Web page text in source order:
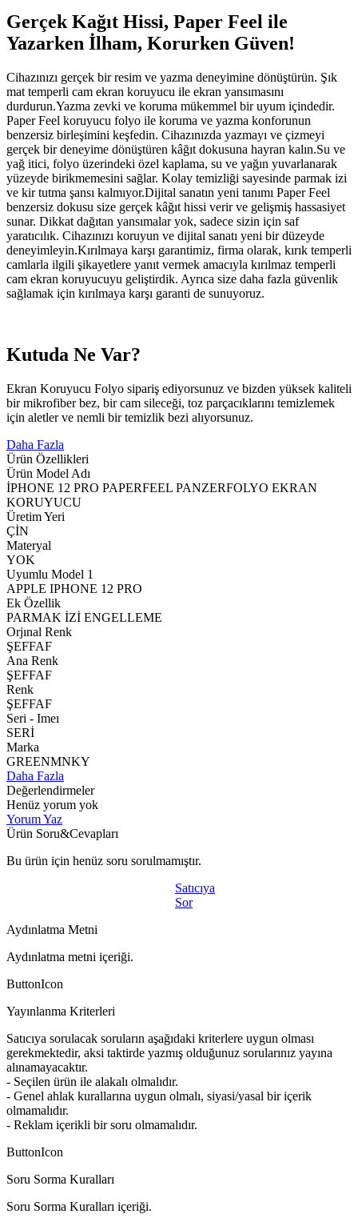
Gerçek Kağıt Hissi, Paper Feel ile
Yazarken İlham, Korurken Güven!
Cihazınızı gerçek bir resim ve yazma deneyimine dönüştürün. Şık
mat temperli cam ekran koruyucu ile ekran yansımasını
durdurun.Yazma zevki ve koruma mükemmel bir uyum içindedir.
Paper Feel koruyucu folyo ile koruma ve yazma konforunun
benzersiz birleşimini keşfedin. Cihazınızda yazmayı ve çizmeyi
gerçek bir deneyime dönüştüren kâğıt dokusuna hayran kalın.Su ve
yağ itici, folyo üzerindeki özel kaplama, su ve yağın yuvarlanarak
yüzeyde birikmemesini sağlar. Kolay temizliği sayesinde parmak izi
ve kir tutma şansı kalmıyor.Dijital sanatın yeni tanımı Paper Feel
benzersiz dokusu size gerçek kâğıt hissi verir ve gelişmiş hassasiyet
sunar. Dikkat dağıtan yansımalar yok, sadece sizin için saf
yaratıcılık. Cihazınızı koruyun ve dijital sanatı yeni bir düzeyde
deneyimleyin.Kırılmaya karşı garantimiz, firma olarak, kırık temperli
camlarla ilgili şikayetlere yanıt vermek amacıyla kırılmaz temperli
cam ekran koruyucuyu geliştirdik. Ayrıca size daha fazla güvenlik
sağlamak için kırılmaya karşı garanti de sunuyoruz.
Kutuda Ne Var?
Ekran Koruyucu Folyo sipariş ediyorsunuz ve bizden yüksek kaliteli
bir mikrofiber bez, bir cam sileceği, toz parçacıklarını temizlemek
için aletler ve nemli bir temizlik bezi alıyorsunuz.
Daha Fazla
Ürün Özellikleri
Ürün Model Adı
İPHONE 12 PRO PAPERFEEL PANZERFOLYO EKRAN
KORUYUCU
Üretim Yeri
ÇİN
Materyal
YOK
Uyumlu Model 1
APPLE IPHONE 12 PRO
Ek Özellik
PARMAK İZİ ENGELLEME
Orjınal Renk
ŞEFFAF
Ana Renk
ŞEFFAF
Renk
ŞEFFAF
Seri - Imeı
SERİ
Marka
GREENMNKY
Daha Fazla
Değerlendirmeler
Henüz yorum yok
Yorum Yaz
Ürün Soru&Cevapları
Bu ürün için henüz soru sorulmamıştır.
Satıcıya
Sor
Aydınlatma Metni
Aydınlatma metni içeriği.
ButtonIcon
Yayınlanma Kriterleri
Satıcıya sorulacak soruların aşağıdaki kriterlere uygun olması
gerekmektedir, aksi taktirde yazmış olduğunuz sorularınız yayına
alınamayacaktır.
- Seçilen ürün ile alakalı olmalıdır.
- Genel ahlak kurallarına uygun olmalı, siyasi/yasal bir içerik
olmamalıdır.
- Reklam içerikli bir soru olmamalıdır.
ButtonIcon
Soru Sorma Kuralları
Soru Sorma Kuralları içeriği.